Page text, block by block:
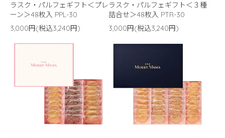
ラスク・パルフェギフト＜プレ
ーン＞48枚入 PPL-30
3,000円(税込3,240円)
ラスク・パルフェギフト＜３種
詰合せ＞48枚入 PTR-30
3,000円(税込3,240円)